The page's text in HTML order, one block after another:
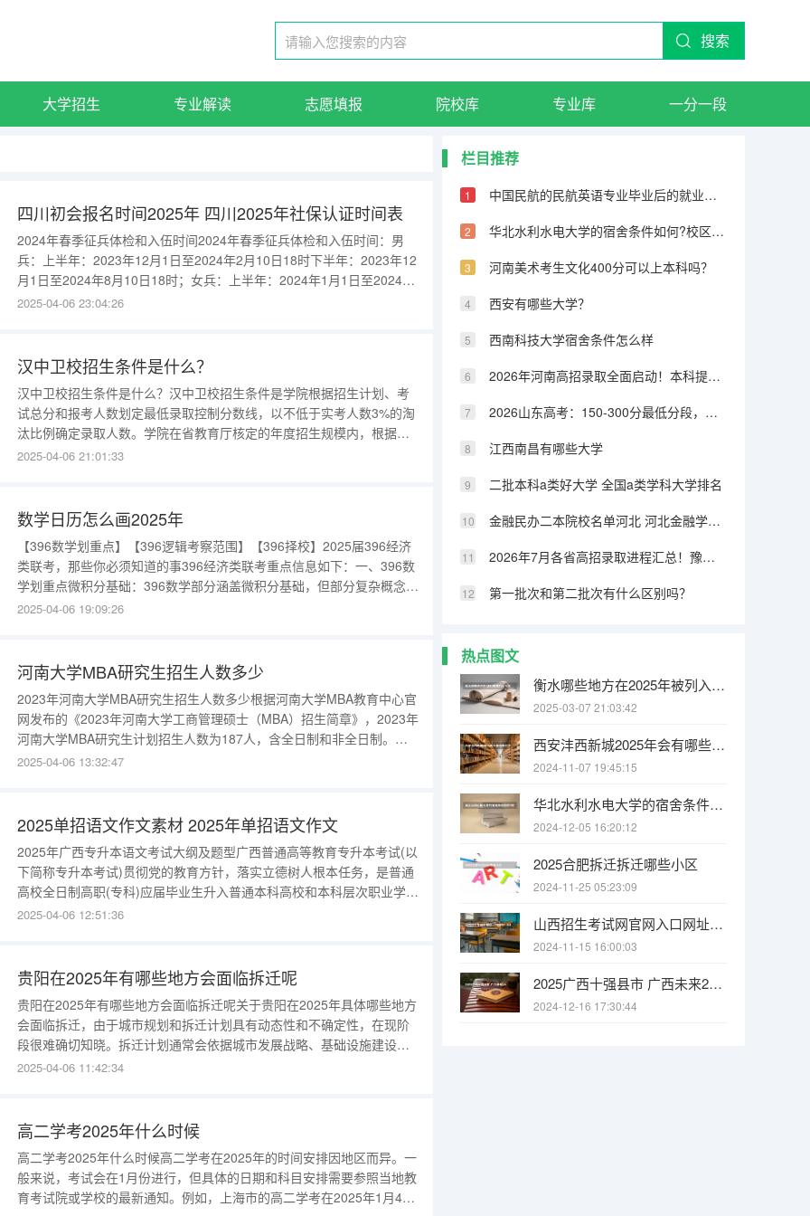
搜索
大学招生 专业解读 志愿填报 院校库 专业库 一分一段
四川初会报名时间2025年 四川2025年社保认证时间表
2024年春季征兵体检和入伍时间2024年春季征兵体检和入伍时间：男
兵：上半年：2023年12月1日至2024年2月10日18时下半年：2023年12
月1日至2024年8月10日18时；女兵：上半年：2024年1月1日至2024年
2月10日18时下半年：2024年7月1日至2024年8月10日18时。兵役登
2025-04-06 23:04:26
汉中卫校招生条件是什么？
汉中卫校招生条件是什么？汉中卫校招生条件是学院根据招生计划、考
试总分和报考人数划定最低录取控制分数线，以不低于实考人数3%的淘
汰比例确定录取人数。学院在省教育厅核定的年度招生规模内，根据学
院发展规划，综合考虑社会需求和毕业生就业等情况制定分专业、分类
2025-04-06 21:01:33
数学日历怎么画2025年
【396数学划重点】【396逻辑考察范围】【396择校】2025届396经济
类联考，那些你必须知道的事396经济类联考重点信息如下：一、396数
学划重点微积分基础：396数学部分涵盖微积分基础，但部分复杂概念略
考，需重点掌握基础知识点。题型与难度：数学题型多样，难度适中，
2025-04-06 19:09:26
河南大学MBA研究生招生人数多少
2023年河南大学MBA研究生招生人数多少根据河南大学MBA教育中心官
网发布的《2023年河南大学工商管理硕士（MBA）招生简章》，2023年
河南大学MBA研究生计划招生人数为187人，含全日制和非全日制。
2023年河南大学MBA研究生的招生类别2023年河南大学全日制MBA录
2025-04-06 13:32:47
2025单招语文作文素材 2025年单招语文作文
2025年广西专升本语文考试大纲及题型广西普通高等教育专升本考试(以
下简称专升本考试)贯彻党的教育方针，落实立德树人根本任务，是普通
高校全日制高职(专科)应届毕业生升入普通本科高校和本科层次职业学校
的选拔性考试，旨在促进高素质技术技能人才成长，培养德智体美劳全
用所学
2025-04-06 12:51:36
贵阳在2025年有哪些地方会面临拆迁呢
贵阳在2025年有哪些地方会面临拆迁呢关于贵阳在2025年具体哪些地方
会面临拆迁，由于城市规划和拆迁计划具有动态性和不确定性，在现阶
段很难确切知晓。拆迁计划通常会依据城市发展战略、基础设施建设需
求、旧城区改造等多方面因素来制定。一般来说，老旧城区、基础设施
可能会被
2025-04-06 11:42:34
高二学考2025年什么时候
高二学考2025年什么时候高二学考在2025年的时间安排因地区而异。一
般来说，考试会在1月份进行，但具体的日期和科目安排需要参照当地教
育考试院或学校的最新通知。例如，上海市的高二学考在2025年1月4日
栏目推荐
中国民航的民航英语专业毕业后的就业方向有哪些
华北水利水电大学的宿舍条件如何?校区内有哪些生活设施?
河南美术考生文化400分可以上本科吗？
西安有哪些大学？
西南科技大学宿舍条件怎么样
2026年河南高招录取全面启动！本科提前批7月11日投档，7月13日首次征集志愿
2026山东高考：150-300分最低分段，如何确保有学上
江西南昌有哪些大学
二批本科a类好大学 全国a类学科大学排名
金融民办二本院校名单河北 河北金融学院是一本还是二本大学
2026年7月各省高招录取进程汇总！豫苏浙鲁录取时间表一览
第一批次和第二批次有什么区别吗？
热点图文
衡水哪些地方在2025年被列入拆迁规划之中
2025-03-07 21:03:42
西安沣西新城2025年会有哪些村子要拆迁
2024-11-07 19:45:15
华北水利水电大学的宿舍条件如何?校区内有哪些生活设施?
2024-12-05 16:20:12
2025合肥拆迁拆迁哪些小区
2024-11-25 05:23:09
山西招生考试网官网入口网址：http://www.sxkszx.cn/ 全国2024年各地区成人高考报名时间及入口
2024-11-15 16:00:03
2025广西十强县市 广西未来2025重点发展的城市
2024-12-16 17:30:44